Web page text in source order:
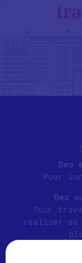
Des
Pour
Des
Pour
réaliser sa